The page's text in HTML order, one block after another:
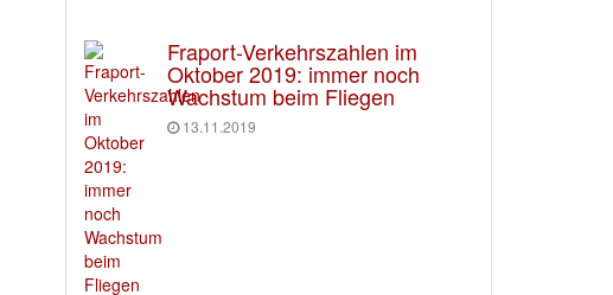
Fraport-Verkehrszahlen im
Oktober 2019: immer noch
Wachstum beim Fliegen
13.11.2019